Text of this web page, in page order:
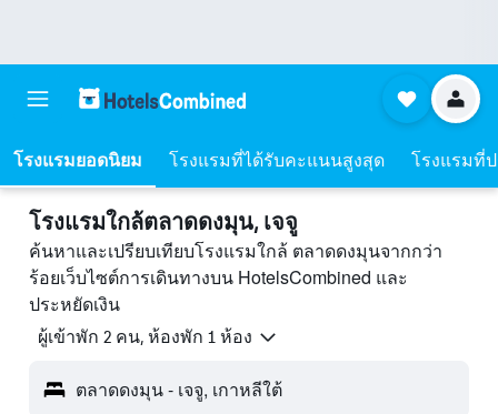
โรงแรมยอดนิยม โรงแรมที่ได้รับคะแนนสูงสุด โรงแรมที่
โรงแรมใกล้ตลาดดงมุน, เจจู
ค้นหาและเปรียบเทียบโรงแรมใกล้ ตลาดดงมุนจากกว่า
ร้อยเว็บไซต์การเดินทางบน HotelsCombined และ
ประหยัดเงิน
ผู้เข้าพัก 2 คน, ห้องพัก 1 ห้อง
ตลาดดงมุน - เจจู, เกาหลีใต้